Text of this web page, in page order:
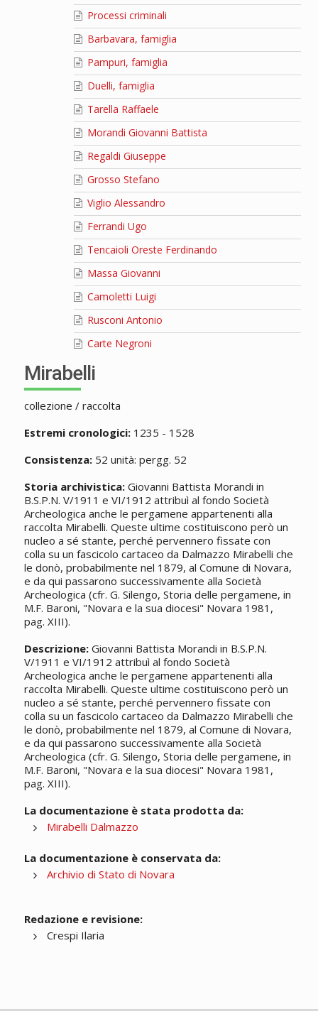
Processi criminali
Barbavara, famiglia
Pampuri, famiglia
Duelli, famiglia
Tarella Raffaele
Morandi Giovanni Battista
Regaldi Giuseppe
Grosso Stefano
Viglio Alessandro
Ferrandi Ugo
Tencaioli Oreste Ferdinando
Massa Giovanni
Camoletti Luigi
Rusconi Antonio
Carte Negroni
Mirabelli
collezione / raccolta
Estremi cronologici:1235 - 1528
Consistenza:52 unità: pergg. 52
Storia archivistica:Giovanni Battista Morandi in
B.S.P.N. V/1911 e VI/1912 attribuì al fondo Società
Archeologica anche le pergamene appartenenti alla
raccolta Mirabelli. Queste ultime costituiscono però un
nucleo a sé stante, perché pervennero fissate con
colla su un fascicolo cartaceo da Dalmazzo Mirabelli che
le donò, probabilmente nel 1879, al Comune di Novara,
e da qui passarono successivamente alla Società
Archeologica (cfr. G. Silengo, Storia delle pergamene, in
M.F. Baroni, "Novara e la sua diocesi" Novara 1981,
pag. XIII).
Descrizione:Giovanni Battista Morandi in B.S.P.N.
V/1911 e VI/1912 attribuì al fondo Società
Archeologica anche le pergamene appartenenti alla
raccolta Mirabelli. Queste ultime costituiscono però un
nucleo a sé stante, perché pervennero fissate con
colla su un fascicolo cartaceo da Dalmazzo Mirabelli che
le donò, probabilmente nel 1879, al Comune di Novara,
e da qui passarono successivamente alla Società
Archeologica (cfr. G. Silengo, Storia delle pergamene, in
M.F. Baroni, "Novara e la sua diocesi" Novara 1981,
pag. XIII).
La documentazione è stata prodotta da:
Mirabelli Dalmazzo
La documentazione è conservata da:
Archivio di Stato di Novara
Redazione e revisione:
Crespi Ilaria